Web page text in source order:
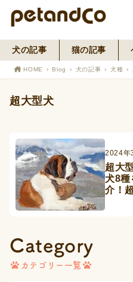
ペット
犬の記事 猫の記事
HOME Blog 犬の記事 犬種
超大型犬
2024年
超大
犬8種
介！
Category
カテゴリー一覧